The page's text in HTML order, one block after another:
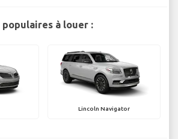
populaires à louer :
Lincoln Navigator